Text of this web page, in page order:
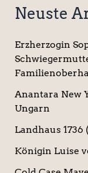
Neuste
Erzherzogin
Anantara New
Ungarn
Landhaus
Königin Luise